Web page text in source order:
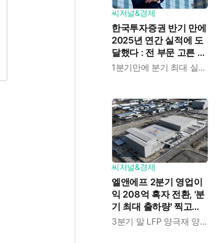
씨저널&경제
한국투자증권 반기 만에
2025년 연간 실적에 도
달했다 : 전 부문 고른 성
장으로 상반기 영업이익1분기만에 분기 최대 실적 경신
씨저널&경제
엘앤에프 2분기 영업이
익 208억 흑자 전환, '분
기 최대 출하량' 찍고
LFP 양극재 북미 공급 3분기 말 LFP 양극재 양산 돌입